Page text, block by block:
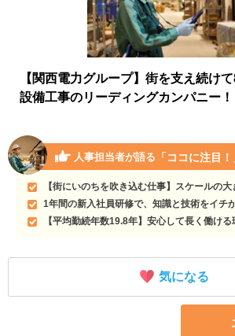
【関西電力グループ】街を支え続け
設備工事のリーディングカンパニー！
人事担当者が語る 「ココに注目！
【街にいのちを吹き込む仕事】スケールの
1年間の新入社員研修で、知識と技術をイチ
【平均勤続年数19.8年】安心して長く働け
気になる